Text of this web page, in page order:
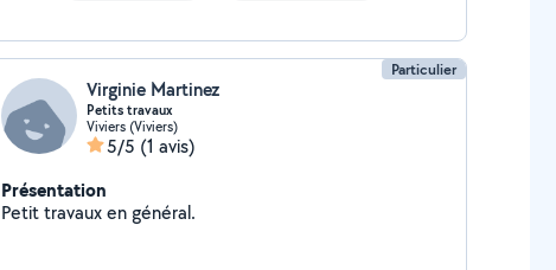
Particulier
Virginie Martinez
Petits travaux
Viviers (Viviers)
5/5 (1 avis)
Présentation
Petit travaux en général.